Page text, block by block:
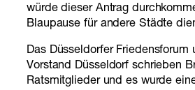
würde dieser Antrag
Blaupause für andere Städte
Das Düsseldorfer Friedensforum
Vorstand Düsseldorf schrieben
Ratsmitglieder und es wurde